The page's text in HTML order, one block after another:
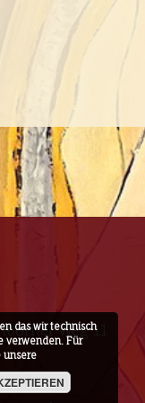
Weg 11
das wir technisch
verwenden. Für
unsere